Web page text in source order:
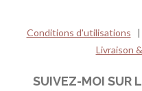
a
g
a
g
a
g
a
g
e
Conditions d'utilisations |
Livraison
SUIVEZ-MOI SUR